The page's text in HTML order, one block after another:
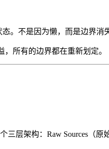
。不是因为懒，而是边界消
所有的边界都在重新划定。
层架构：Raw Sources（